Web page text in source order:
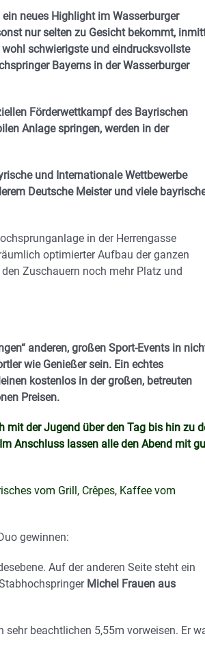
neues Highlight im Wasserburger
nur selten zu Gesicht bekommt,
schwierigste und eindrucksvollste
Bayerns in der Wasserburger
Förderwettkampf des Bayrischen
Anlage springen, werden in der
und Internationale Wettbewerbe
Deutsche Meister und viele
in der Herrengasse
optimierter Aufbau der ganzen
Zuschauern noch mehr Platz und
anderen, großen Sport-Events in
wie Genießer sein. Ein echtes
kostenlos in der großen, betreuten
Preisen.
mit der Jugend über den Tag bis hin zu
Anschluss lassen alle den Abend mit
vom Grill, Crêpes, Kaffee vom
gewinnen:
Auf der anderen Seite steht ein
Michel Frauen aus
sehr beachtlichen 5,55m vorweisen. Er